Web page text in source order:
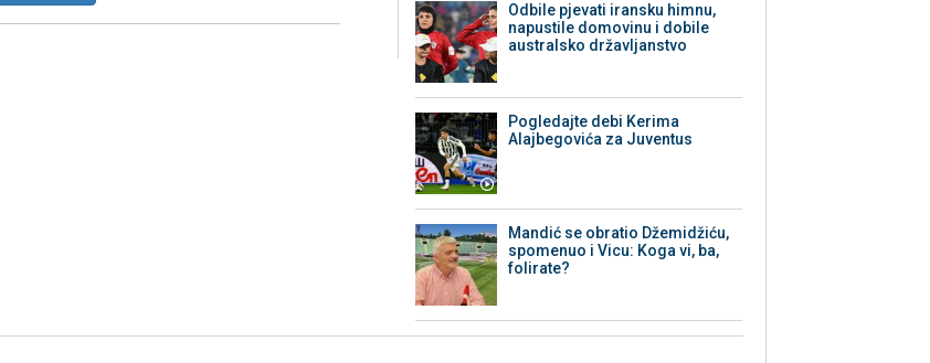
Odbile pjevati iransku himnu,
napustile domovinu i dobile
australsko državljanstvo
Pogledajte debi Kerima
Alajbegovića za Juventus
Mandić se obratio Džemidžiću,
spomenuo i Vicu: Koga vi, ba,
folirate?